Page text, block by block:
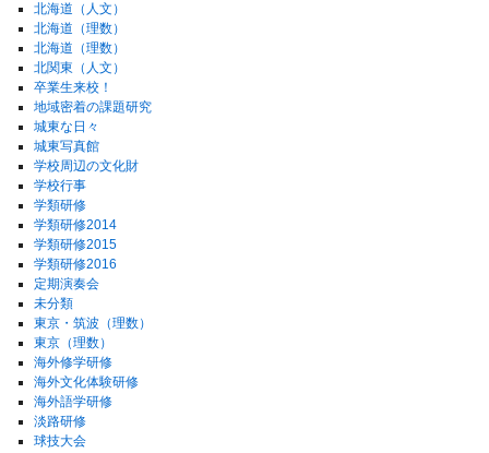
北海道（人文）
北海道（理数）
北海道（理数）
北関東（人文）
卒業生来校！
地域密着の課題研究
城東な日々
城東写真館
学校周辺の文化財
学校行事
学類研修
学類研修2014
学類研修2015
学類研修2016
定期演奏会
未分類
東京・筑波（理数）
東京（理数）
海外修学研修
海外文化体験研修
海外語学研修
淡路研修
球技大会